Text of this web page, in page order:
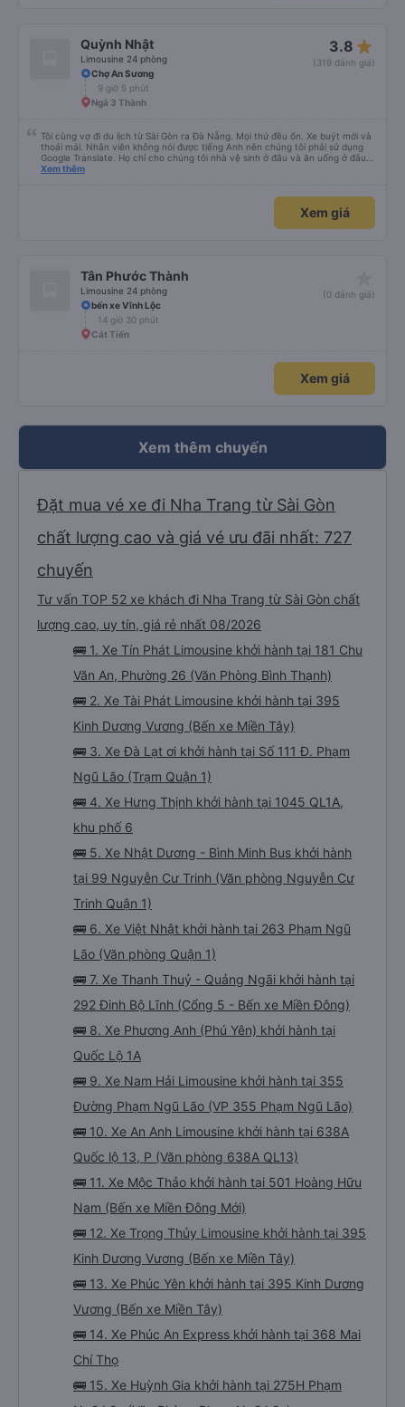
Quỳnh Nhật
Limousine 24 phòng
3.8 star_rate
(319 đánh giá)
Chợ An Sương
9 giờ 5 phút
Ngã 3 Thành
Tôi cùng vợ đi du lịch từ Sài Gòn ra Đà Nẵng. Mọi thứ đều ổn. Xe buýt mới và
thoải mái. Nhân viên không nói được tiếng Anh nên chúng tôi phải sử dụng
Google Translate. Họ chỉ cho chúng tôi nhà vệ sinh ở đâu và ăn uống ở đâu.
Xe buýt dừng 4 lần trong chuyến đi 16 giờ của chúng tôi. Chúng tôi đến sớm
nhưng chúng tôi không hiểu được tiếng Việt. Người quản lý trong khách sạn
Xem thêm
Xem giá
Tân Phước Thành
Limousine 24 phòng
(0 đánh giá)
bến xe Vĩnh Lộc
14 giờ 30 phút
Cát Tiến
Xem giá
Xem thêm chuyến
Đặt mua vé xe đi Nha Trang từ Sài Gòn
chất lượng cao và giá vé ưu đãi nhất: 727
chuyến
Tư vấn TOP 52 xe khách đi Nha Trang từ Sài Gòn chất
lượng cao, uy tín, giá rẻ nhất 08/2026
🚌 1. Xe Tín Phát Limousine khởi hành tại 181 Chu
Văn An, Phường 26 (Văn Phòng Bình Thạnh)
🚌 2. Xe Tài Phát Limousine khởi hành tại 395
Kinh Dương Vương (Bến xe Miền Tây)
🚌 3. Xe Đà Lạt ơi khởi hành tại Số 111 Đ. Phạm
Ngũ Lão (Trạm Quận 1)
🚌 4. Xe Hưng Thịnh khởi hành tại 1045 QL1A,
khu phố 6
🚌 5. Xe Nhật Dương - Bình Minh Bus khởi hành
tại 99 Nguyễn Cư Trinh (Văn phòng Nguyễn Cư
Trinh Quận 1)
🚌 6. Xe Việt Nhật khởi hành tại 263 Phạm Ngũ
Lão (Văn phòng Quận 1)
🚌 7. Xe Thanh Thuỷ - Quảng Ngãi khởi hành tại
292 Đinh Bộ Lĩnh (Cổng 5 - Bến xe Miền Đông)
🚌 8. Xe Phương Anh (Phú Yên) khởi hành tại
Quốc Lộ 1A
🚌 9. Xe Nam Hải Limousine khởi hành tại 355
Đường Phạm Ngũ Lão (VP 355 Phạm Ngũ Lão)
🚌 10. Xe An Anh Limousine khởi hành tại 638A
Quốc lộ 13, P (Văn phòng 638A QL13)
🚌 11. Xe Mộc Thảo khởi hành tại 501 Hoàng Hữu
Nam (Bến xe Miền Đông Mới)
🚌 12. Xe Trọng Thủy Limousine khởi hành tại 395
Kinh Dương Vương (Bến xe Miền Tây)
🚌 13. Xe Phúc Yên khởi hành tại 395 Kinh Dương
Vương (Bến xe Miền Tây)
🚌 14. Xe Phúc An Express khởi hành tại 368 Mai
Chí Thọ
🚌 15. Xe Huỳnh Gia khởi hành tại 275H Phạm